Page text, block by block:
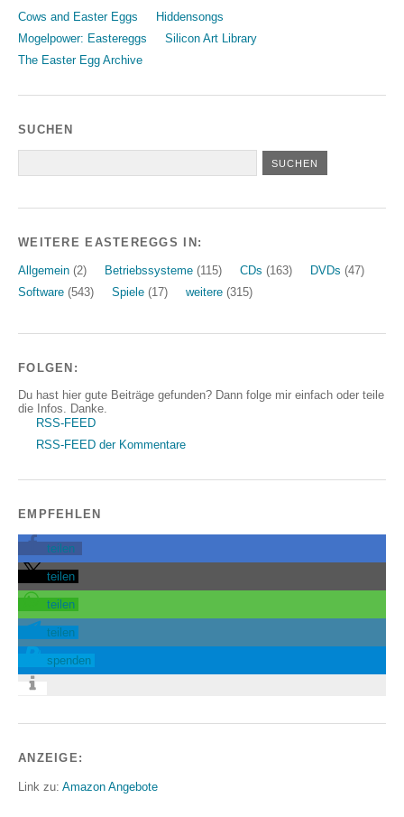
Cows and Easter Eggs
Hiddensongs
Mogelpower: Eastereggs
Silicon Art Library
The Easter Egg Archive
SUCHEN
WEITERE EASTEREGGS IN:
Allgemein (2) Betriebssysteme (115) CDs (163) DVDs (47)
Software (543) Spiele (17) weitere (315)
FOLGEN:
Du hast hier gute Beiträge gefunden? Dann folge mir einfach oder teile
die Infos. Danke.
RSS-FEED
RSS-FEED der Kommentare
EMPFEHLEN
teilen
teilen
teilen
teilen
spenden
ANZEIGE:
Link zu: Amazon Angebote